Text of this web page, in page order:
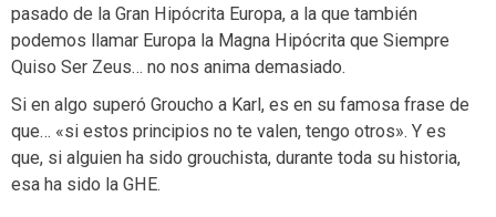
pasado de la Gran Hipócrita Europa, a la que también
podemos llamar Europa la Magna Hipócrita que Siempre
Quiso Ser Zeus… no nos anima demasiado.
Si en algo superó Groucho a Karl, es en su famosa frase de
que… «si estos principios no te valen, tengo otros». Y es
que, si alguien ha sido grouchista, durante toda su historia,
esa ha sido la GHE.